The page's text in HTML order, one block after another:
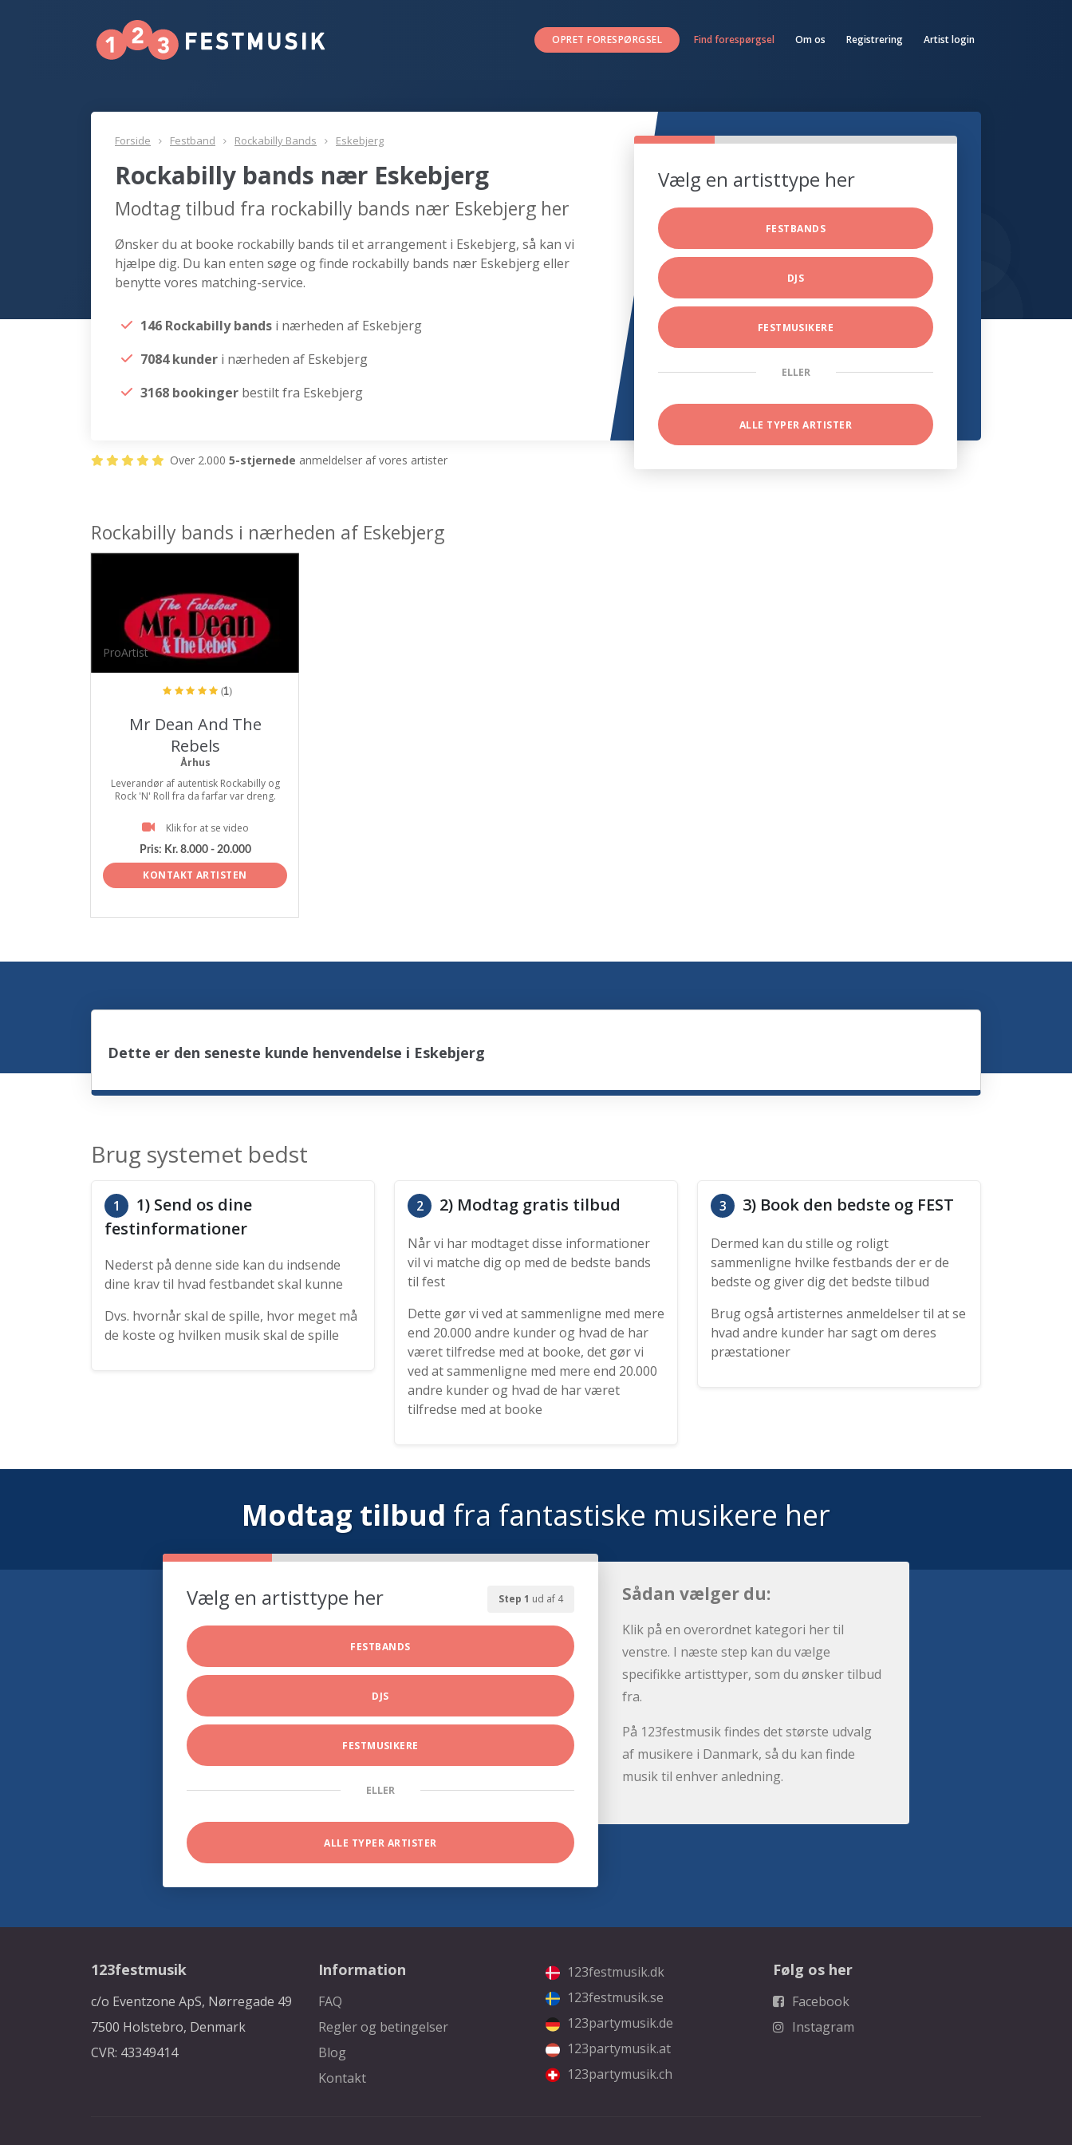
OPRET FORESPØRGSEL Find forespørgsel Om os Registrering Artist login
Forside Festband Rockabilly Bands Eskebjerg
Rockabilly bands nær Eskebjerg
Modtag tilbud fra rockabilly bands nær Eskebjerg her
Ønsker du at booke rockabilly bands til et arrangement i Eskebjerg, så kan vi
hjælpe dig. Du kan enten søge og finde rockabilly bands nær Eskebjerg eller
benytte vores matching-service.
146 Rockabilly bands i nærheden af Eskebjerg
7084 kunder i nærheden af Eskebjerg
3168 bookinger bestilt fra Eskebjerg
Vælg en artisttype her
FESTBANDS
DJS
FESTMUSIKERE
ELLER
ALLE TYPER ARTISTER
Over 2.000 5-stjernede anmeldelser af vores artister
Rockabilly bands i nærheden af Eskebjerg
ProArtist
(1)
Mr Dean And The
Rebels
Århus
Leverandør af autentisk Rockabilly og
Rock 'N' Roll fra da farfar var dreng.
Klik for at se video
Pris: Kr. 8.000 - 20.000
KONTAKT ARTISTEN
Dette er den seneste kunde henvendelse i Eskebjerg
Brug systemet bedst
1
1) Send os dine
festinformationer
Nederst på denne side kan du indsende
dine krav til hvad festbandet skal kunne
Dvs. hvornår skal de spille, hvor meget må
de koste og hvilken musik skal de spille
2 2) Modtag gratis tilbud
Når vi har modtaget disse informationer
vil vi matche dig op med de bedste bands
til fest
Dette gør vi ved at sammenligne med mere
end 20.000 andre kunder og hvad de har
været tilfredse med at booke, det gør vi
ved at sammenligne med mere end 20.000
andre kunder og hvad de har været
tilfredse med at booke
3 3) Book den bedste og FEST
Dermed kan du stille og roligt
sammenligne hvilke festbands der er de
bedste og giver dig det bedste tilbud
Brug også artisternes anmeldelser til at se
hvad andre kunder har sagt om deres
præstationer
Modtag tilbud fra fantastiske musikere her
Step 1 ud af 4
Vælg en artisttype her
FESTBANDS
DJS
FESTMUSIKERE
ELLER
ALLE TYPER ARTISTER
Sådan vælger du:
Klik på en overordnet kategori her til
venstre. I næste step kan du vælge
specifikke artisttyper, som du ønsker tilbud
fra.
På 123festmusik findes det største udvalg
af musikere i Danmark, så du kan finde
musik til enhver anledning.
123festmusik
c/o Eventzone ApS, Nørregade 49
7500 Holstebro, Denmark
CVR: 43349414
Information
FAQ
Regler og betingelser
Blog
Kontakt
123festmusik.dk
123festmusik.se
123partymusik.de
123partymusik.at
123partymusik.ch
Følg os her
Facebook
Instagram